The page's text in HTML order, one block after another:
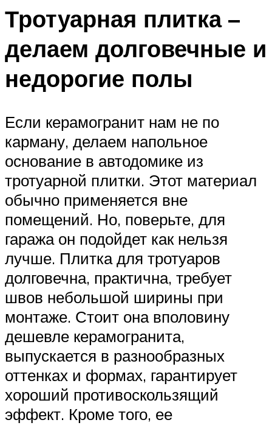
Тротуарная плитка –
делаем долговечные и
недорогие полы
Если керамогранит нам не по
карману, делаем напольное
основание в автодомике из
тротуарной плитки. Этот материал
обычно применяется вне
помещений. Но, поверьте, для
гаража он подойдет как нельзя
лучше. Плитка для тротуаров
долговечна, практична, требует
швов небольшой ширины при
монтаже. Стоит она вполовину
дешевле керамогранита,
выпускается в разнообразных
оттенках и формах, гарантирует
хороший противоскользящий
эффект. Кроме того, ее